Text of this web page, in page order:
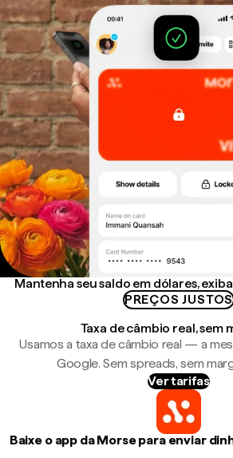
Mantenha seu saldo em dólares,
PREÇOS JUSTOS
Taxa de câmbio real, sem
Usamos a taxa de câmbio real — a
Google. Sem spreads, sem
Ver tarifas
Baixe o app da Morse para enviar